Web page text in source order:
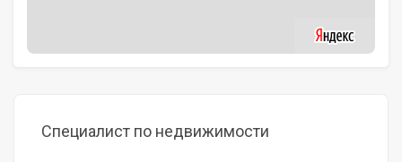
Специалист по недвижимости